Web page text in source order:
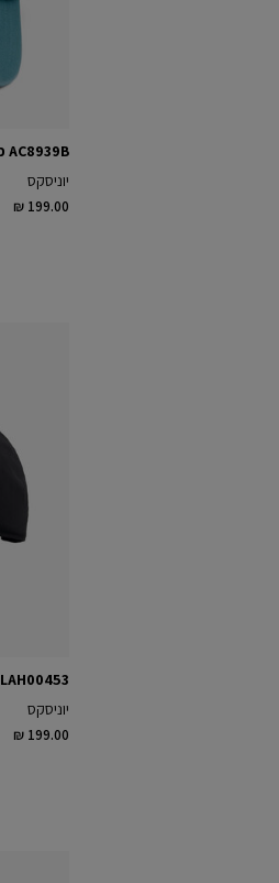
AC8939B כובע מצחיה
יוניסקס
₪ 199.00
LAH00453 כובע ריצה
יוניסקס
₪ 199.00